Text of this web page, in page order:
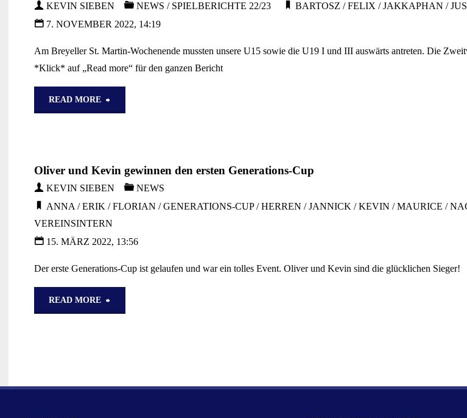
KEVIN SIEBEN NEWS / SPIELBERICHTE 22/23 BARTOSZ /FELIX /JAKKAPHAN /
7. NOVEMBER 2022, 14:19
Am Breyeller St. Martin-Wochenende mussten unsere U15 sowie die U19 I und III auswärts antreten. Die
*Klick* auf „Read more“ für den ganzen Bericht
READ MORE "05./06.11.22
Gefühle
bei
Oliver und Kevin gewinnen den ersten Generations-Cup
KEVIN SIEBEN
NEWS
ANNA /ERIK /FLORIAN /GENERATIONS-CUP/HERREN /JANNICK /KEVIN /MAURICE /
VEREINSINTERN
15. MÄRZ 2022, 13:56
Der erste Generations-Cup ist gelaufen und war ein tolles Event. Oliver und Kevin sind die glücklichen Sieger!
READ MORE "Oliver